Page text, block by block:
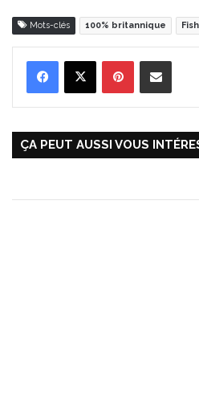
Mots-clés 100% britannique
ÇA PEUT AUSSI VOUS